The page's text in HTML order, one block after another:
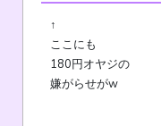
↑
ここにも
180円オヤジの
嫌がらせがw